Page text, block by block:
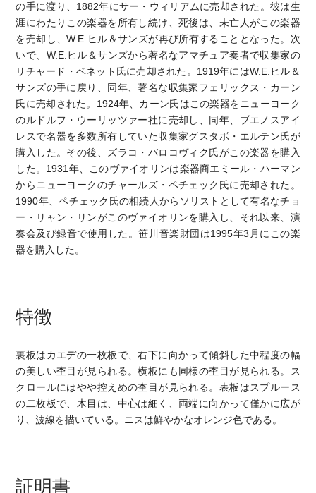
の手に渡り、1882年にサー・ウィリアムに売却された。彼は生
涯にわたりこの楽器を所有し続け、死後は、未亡人がこの楽器
を売却し、W.E.ヒル＆サンズが再び所有することとなった。次
いで、W.E.ヒル＆サンズから著名なアマチュア奏者で収集家の
リチャード・ベネット氏に売却された。1919年にはW.E.ヒル＆
サンズの手に戻り、同年、著名な収集家フェリックス・カーン
氏に売却された。1924年、カーン氏はこの楽器をニューヨーク
のルドルフ・ウーリッツァー社に売却し、同年、ブエノスアイ
レスで名器を多数所有していた収集家グスタボ・エルテン氏が
購入した。その後、ズラコ・バロコヴィク氏がこの楽器を購入
した。1931年、このヴァイオリンは楽器商エミール・ハーマン
からニューヨークのチャールズ・ペチェック氏に売却された。
1990年、ペチェック氏の相続人からソリストとして有名なチョ
ー・リャン・リンがこのヴァイオリンを購入し、それ以来、演
奏会及び録音で使用した。笹川音楽財団は1995年3月にこの楽
器を購入した。
特徴
裏板はカエデの一枚板で、右下に向かって傾斜した中程度の幅
の美しい杢目が見られる。横板にも同様の杢目が見られる。ス
クロールにはやや控えめの杢目が見られる。表板はスプルース
の二枚板で、木目は、中心は細く、両端に向かって僅かに広が
り、波線を描いている。ニスは鮮やかなオレンジ色である。
証明書